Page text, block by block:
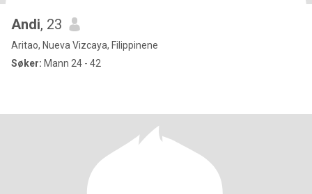
Andi, 23
Aritao, Nueva Vizcaya, Filippinene
Søker: Mann 24 - 42